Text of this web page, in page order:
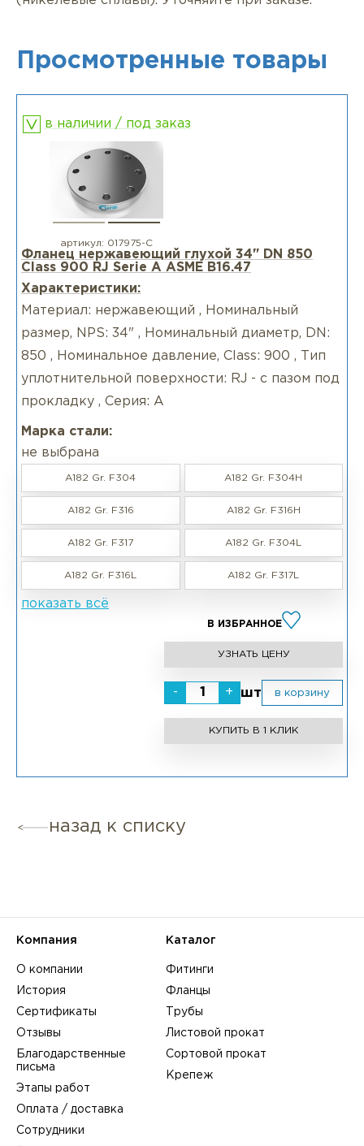
Просмотренные товары
в наличии / под заказ
артикул: 017975-С
Фланец нержавеющий глухой 34" DN 850
Class 900 RJ Serie А ASME B16.47
Характеристики:
Материал: нержавеющий , Номинальный
размер, NPS: 34" , Номинальный диаметр, DN:
850 , Номинальное давление, Class: 900 , Тип
уплотнительной поверхности: RJ - с пазом под
прокладку , Серия: А
Марка стали:
не выбрана
A182 Gr. F304 A182 Gr. F304H
A182 Gr. F316 A182 Gr. F316H
A182 Gr. F317 A182 Gr. F304L
A182 Gr. F316L A182 Gr. F317L
показать всё
В ИЗБРАННОЕ
УЗНАТЬ ЦЕНУ
- + шт в корзину
КУПИТЬ В 1 КЛИК
назад к списку
Компания
О компании
История
Сертификаты
Отзывы
Благодарственные
письма
Этапы работ
Оплата / доставка
Сотрудники
Каталог
Фитинги
Фланцы
Трубы
Листовой прокат
Сортовой прокат
Крепеж